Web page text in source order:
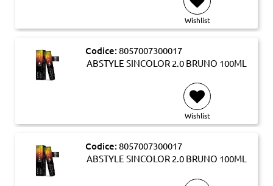
Wishlist
Codice: 8057007300017
ABSTYLE SINCOLOR 2.0 BRUNO 100ML
Wishlist
Codice: 8057007300017
ABSTYLE SINCOLOR 2.0 BRUNO 100ML